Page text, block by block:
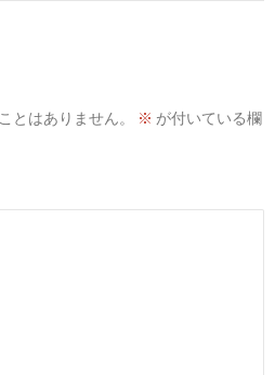
とはありません。 ※ が付いている欄